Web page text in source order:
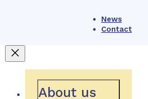
News
Contact
About us